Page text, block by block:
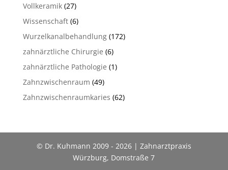
Vollkeramik(27)
Wissenschaft(6)
Wurzelkanalbehandlung(172)
zahnärztliche Chirurgie (6)
zahnärztliche Pathologie (1)
Zahnzwischenraum (49)
Zahnzwischenraumkaries (62)
© Dr. Kuhmann 2009 - 2026 | Zahnarztpraxis
Würzburg, Domstraße 7